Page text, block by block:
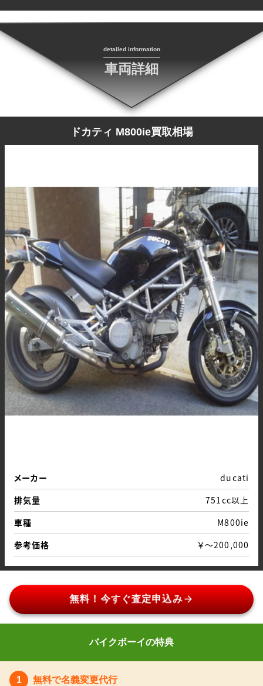
detailed information
車両詳細
ドカティ M800ie買取相場
メーカー
ducati
排気量
751cc以上
車種
M800ie
参考価格
￥～200,000
無料！今すぐ査定申込みarrow_forward
バイクボーイの特典
無料で名義変更代行